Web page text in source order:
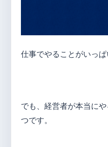
仕事でやることがいっぱ
でも、経営者が本当に
つです。